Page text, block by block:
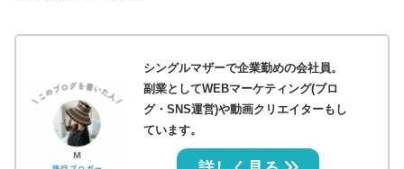
シングルマザーで企業勤めの会社員。
副業としてWEBマーケティング(ブロ
グ・SNS運営)や動画クリエイターもし
ています。